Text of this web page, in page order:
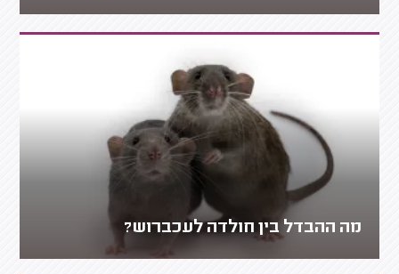
מה ההבדל בין חולדה לעכברוש?